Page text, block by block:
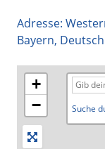
Adresse:
Bayern,
+
−
Suche